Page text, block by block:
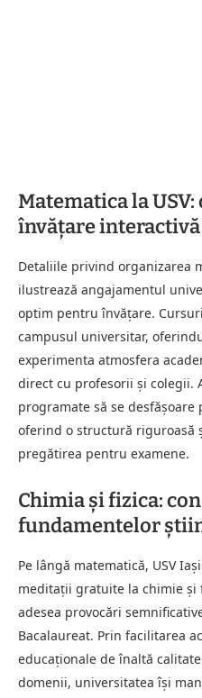
Matematica la
învățare interactivă
Detaliile privind organizarea
ilustrează angajamentul
optim pentru învățare.
campusul universitar,
experimenta atmosfera
direct cu profesorii și colegii.
programate să se
oferind o structură riguroasă
pregătirea pentru examene.
Chimia și fizica:
fundamentelor
Pe lângă matematică, USV
meditații gratuite la chimie și
adesea provocări
Bacalaureat. Prin facilitarea
educaționale de înaltă
domenii, universitatea își